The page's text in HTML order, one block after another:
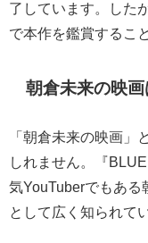
了しています。した
で本作を鑑賞するこ
朝倉未来の映
「朝倉未来の映画」
しれません。『
気YouTuberでもある
として広く知られて